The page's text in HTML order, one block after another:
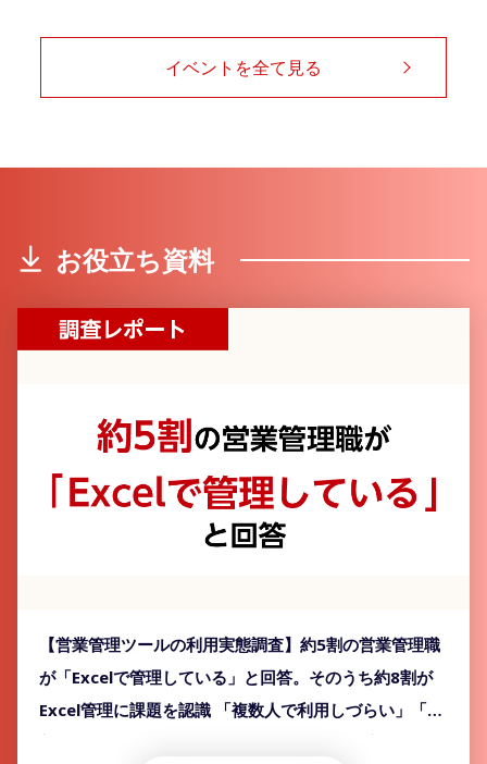
イベントを全て見る
お役立ち資料
【営業管理ツールの利用実態調査】約5割の営業管理職
が「Excelで管理している」と回答。そのうち約8割が
Excel管理に課題を認識 「複数人で利用しづらい」「最